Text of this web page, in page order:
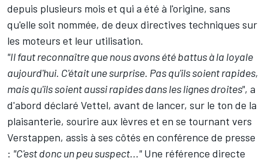
depuis plusieurs mois et qui a été à l'origine, sans
qu'elle soit nommée, de deux directives techniques sur
les moteurs et leur utilisation.
"Il faut reconnaître que nous avons été battus à la loyale
aujourd'hui. C'était une surprise. Pas qu'ils soient rapides,
mais qu'ils soient aussi rapides dans les lignes droites", a
d'abord déclaré Vettel, avant de lancer, sur le ton de la
plaisanterie, sourire aux lèvres et en se tournant vers
Verstappen, assis à ses côtés en conférence de presse
: "C'est donc un peu suspect..."Une référence directe